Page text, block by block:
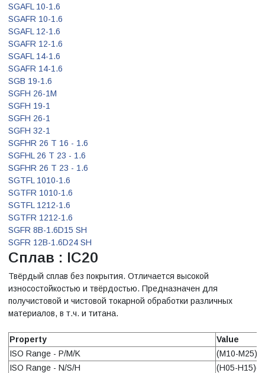
SGAFL 10-1.6
SGAFR 10-1.6
SGAFL 12-1.6
SGAFR 12-1.6
SGAFL 14-1.6
SGAFR 14-1.6
SGB 19-1.6
SGFH 26-1M
SGFH 19-1
SGFH 26-1
SGFH 32-1
SGFHR 26 T 16 - 1.6
SGFHL 26 T 23 - 1.6
SGFHR 26 T 23 - 1.6
SGTFL 1010-1.6
SGTFR 1010-1.6
SGTFL 1212-1.6
SGTFR 1212-1.6
SGFR 8B-1.6D15 SH
SGFR 12B-1.6D24 SH
Сплав : IC20
Твёрдый сплав без покрытия. Отличается высокой
износостойкостью и твёрдостью. Предназначен для
получистовой и чистовой токарной обработки различных
материалов, в т.ч. и титана.
Property
Value
ISO Range - P/M/K
(M10-
ISO Range - N/S/H
(H05-